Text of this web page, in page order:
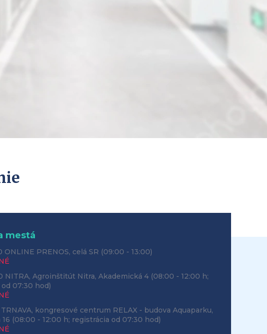
mestá
ONLINE PRENOS, celá SR (09:00 - 13:00)
NITRA, Agroinštitút Nitra, Akademická 4 (08:00 - 12:00 h;
07:30 hod)
TRNAVA, kongresové centrum RELAX - budova Aquaparku,
(08:00 - 12:00 h; registrácia od 07:30 hod)